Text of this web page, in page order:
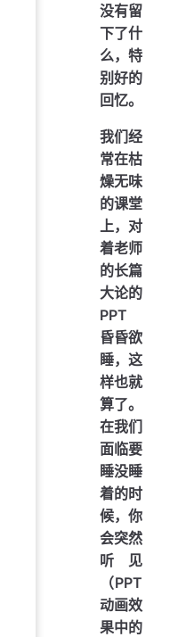
没有留
下了什
么，特
别好的
回忆。
我们经
常在枯
燥无味
的课堂
上，对
着老师
的长篇
大论的
PPT
昏昏欲
睡，这
样也就
算了。
在我们
面临要
睡没睡
着的时
候，你
会突然
听见
（PPT
动画效
果中的